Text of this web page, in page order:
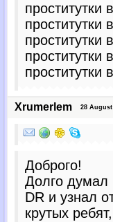
проститутки
проститутки
проститутки
проститутки
проститутки
Xrumerlem 28 August
Доброго!
Долго думал
DR и узнал
крутых